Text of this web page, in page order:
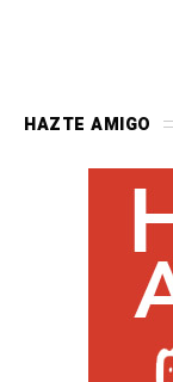
HAZTE AMIGO